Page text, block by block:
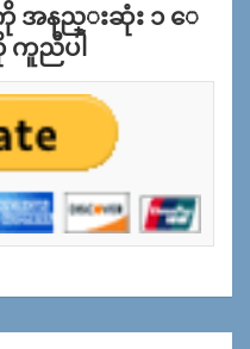
ကို အနည္းဆုံး ၁ ေ
ကူညီပါ